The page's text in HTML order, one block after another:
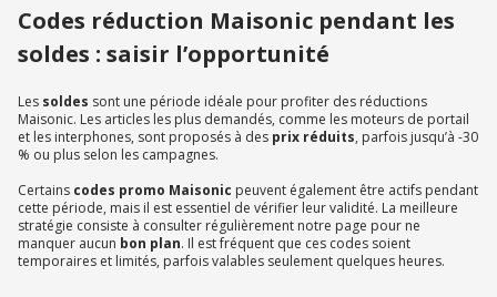
Codes réduction Maisonic pendant les
soldes : saisir l’opportunité
Les soldes sont une période idéale pour profiter des réductions
Maisonic. Les articles les plus demandés, comme les moteurs de portail
et les interphones, sont proposés à des prix réduits, parfois jusqu’à -30
% ou plus selon les campagnes.
Certains codes promo Maisonic peuvent également être actifs pendant
cette période, mais il est essentiel de vérifier leur validité. La meilleure
stratégie consiste à consulter régulièrement notre page pour ne
manquer aucun bon plan. Il est fréquent que ces codes soient
temporaires et limités, parfois valables seulement quelques heures.